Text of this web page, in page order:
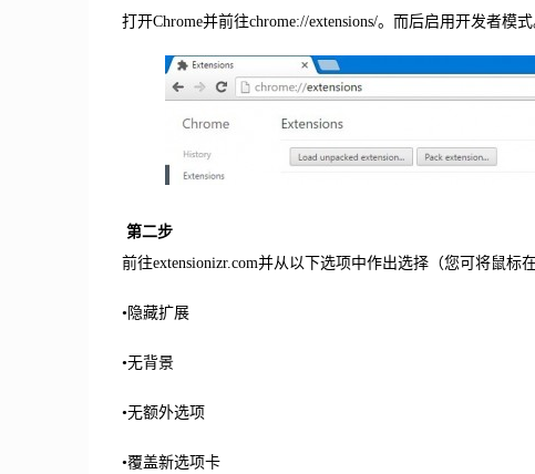
打开Chrome并前往chrome://extensions/。而后启用开发者模式
第二步
前往extensionizr.com并从以下选项中作出选择（您可将鼠标
• 隐藏扩展
•无背景
•无额外选项
•覆盖新选项卡